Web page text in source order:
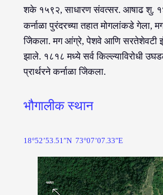
शके १५९२, साधारण संवत्सर. आषाढ शु.
कर्नाळा पुरंदरच्या तहात मोगलांकडे गेला, मग
जिेकला. मग आंग्रे, पेशवे आणि सरतेशेवटी
झाले. १८१८ मध्ये सर्व किल्ल्याविरोधी
प्रार्थरने कर्नाळा जिेकला.
भौगालीक स्थान
18°52’53 .51″N 73°07’07 .33″E